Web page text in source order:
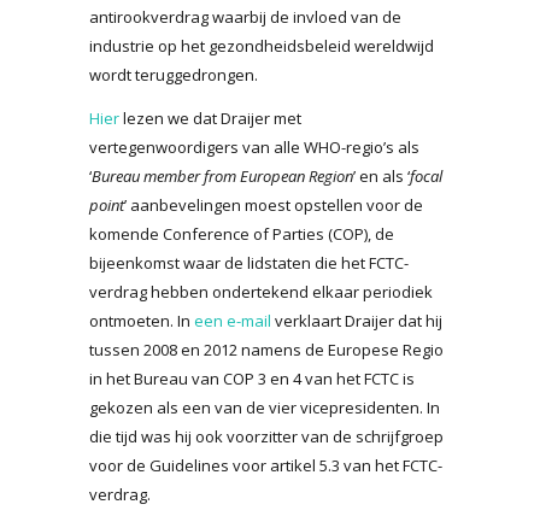
antirookverdrag waarbij de invloed van de
industrie op het gezondheidsbeleid wereldwijd
wordt teruggedrongen.
Hierlezen we dat Draijer met
vertegenwoordigers van alle WHO-regio’s als
‘Bureau member from European Region’ en als ‘focal
point’ aanbevelingen moest opstellen voor de
komende Conference of Parties (COP), de
bijeenkomst waar de lidstaten die het FCTC-
verdrag hebben ondertekend elkaar periodiek
ontmoeten. In een e-mail verklaart Draijer dat hij
tussen 2008 en 2012 namens de Europese Regio
in het Bureau van COP 3 en 4 van het FCTC is
gekozen als een van de vier vicepresidenten. In
die tijd was hij ook voorzitter van de schrijfgroep
voor de Guidelines voor artikel 5.3 van het FCTC-
verdrag.